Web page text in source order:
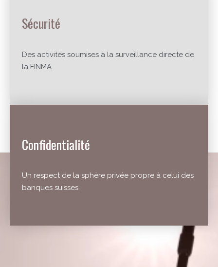
Sécurité
Des activités soumises à la surveillance directe de
la FINMA
Confidentialité
Un respect de la sphère privée propre à celui des
banques suisses